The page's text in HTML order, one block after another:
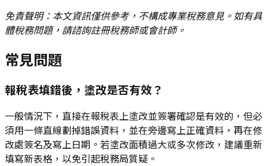
免責聲明：本文資訊僅供參考，不構成專業稅務意見。如有具
體稅務問題，請諮詢註冊稅務師或會計師。
常見問題
報稅表填錯後，塗改是否有效？
一般情況下，直接在報稅表上塗改並簽署確認是有效的，但必
須用一條直線劃掉錯誤資料，並在旁邊寫上正確資料，再在修
改處簽名及寫上日期。若塗改面積過大或多次修改，建議重新
填寫新表格，以免引起稅務局質疑。